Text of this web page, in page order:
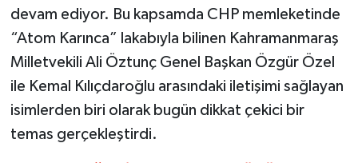
devam ediyor. Bu kapsamda CHP memleketinde
“Atom Karınca” lakabıyla bilinen Kahramanmaraş
Milletvekili Ali Öztunç Genel Başkan Özgür Özel
ile Kemal Kılıçdaroğlu arasındaki iletişimi sağlayan
isimlerden biri olarak bugün dikkat çekici bir
temas gerçekleştirdi.